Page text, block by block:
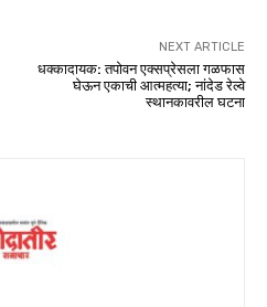
NEXT ARTICLE
धक्कादायक: तपोवन एक्सप्रेसला गळफास
घेऊन एकाची आत्महत्या; नांदेड रेल्वे
स्थानकावरील घटना